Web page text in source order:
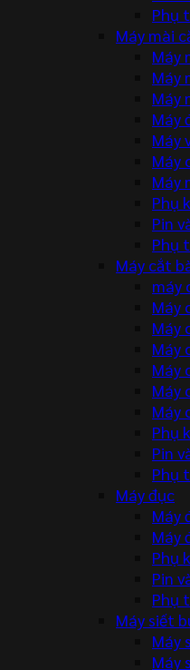
Phụ
Máy mài
Máy
Máy
Máy
Máy
Máy
Máy
Máy
Phụ
Pin
Phụ
Máy cắt
máy
Máy
Máy
Máy
Máy
Máy
Máy
Phụ
Pin
Phụ
Máy đục
Máy
Máy
Phụ
Pin
Phụ
Máy siết
Máy
Máy